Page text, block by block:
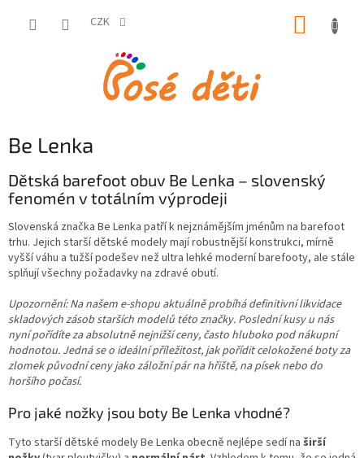
CZK
Be Lenka
Dětská barefoot obuv Be Lenka – slovenský
fenomén v totálním výprodeji
Slovenská značka Be Lenka patří k nejznámějším jménům na barefoot
trhu. Jejich starší dětské modely mají robustnější konstrukci, mírně
vyšší váhu a tužší podešev než ultra lehké moderní barefooty, ale stále
splňují všechny požadavky na zdravé obutí.
Upozornění: Na našem e-shopu aktuálně probíhá definitivní likvidace
skladových zásob starších modelů této značky. Poslední kusy u nás
nyní pořídíte za absolutně nejnižší ceny, často hluboko pod nákupní
hodnotou. Jedná se o ideální příležitost, jak pořídit celokožené boty za
zlomek původní ceny jako záložní pár na hřiště, na písek nebo do
horšího počasí.
Pro jaké nožky jsou boty Be Lenka vhodné?
Tyto starší dětské modely Be Lenka obecně nejlépe sedí na širší